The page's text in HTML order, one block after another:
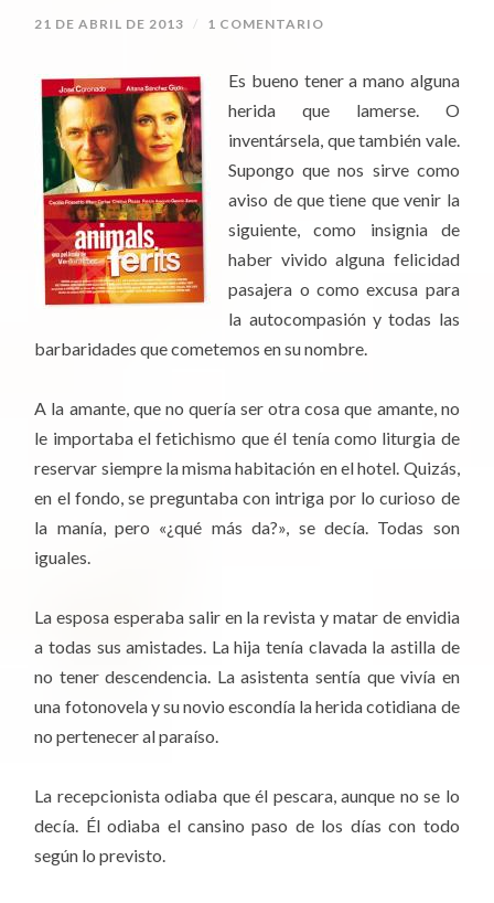
21 DE ABRIL DE 2013 / 1 COMENTARIO
Es bueno tener a mano alguna
herida que lamerse. O
inventársela, que también vale.
Supongo que nos sirve como
aviso de que tiene que venir la
siguiente, como insignia de
haber vivido alguna felicidad
pasajera o como excusa para
la autocompasión y todas las
barbaridades que cometemos en su nombre.
A la amante, que no quería ser otra cosa que amante, no
le importaba el fetichismo que él tenía como liturgia de
reservar siempre la misma habitación en el hotel. Quizás,
en el fondo, se preguntaba con intriga por lo curioso de
la manía, pero «¿qué más da?», se decía. Todas son
iguales.
La esposa esperaba salir en la revista y matar de envidia
a todas sus amistades. La hija tenía clavada la astilla de
no tener descendencia. La asistenta sentía que vivía en
una fotonovela y su novio escondía la herida cotidiana de
no pertenecer al paraíso.
La recepcionista odiaba que él pescara, aunque no se lo
decía. Él odiaba el cansino paso de los días con todo
según lo previsto.